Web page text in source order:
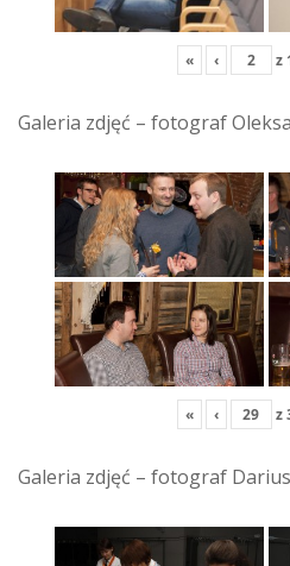
« ‹ z
Galeria zdjęć – fotograf
« ‹ z
Galeria zdjęć – fotograf